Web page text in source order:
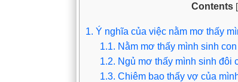
Contents [
1.
Ý nghĩa của việc nằm mơ thấy
1.1.
Nằm mơ thấy mình sinh
1.2. Ngủ mơ thấy mình sinh đôi
1.3. Chiêm bao thấy vợ của